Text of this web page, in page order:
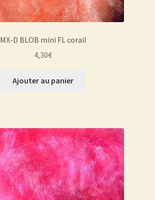
MX-D BLOB mini FL corail
4,30€
Ajouter au panier